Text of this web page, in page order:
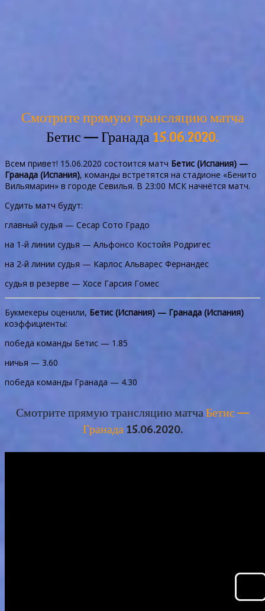
Смотрите прямую трансляцию матча
Бетис — Гранада15.06.2020.
Всем привет! 15.06.2020 состоится матч Бетис (Испания) —
Гранада (Испания), команды встретятся на стадионе «Бенито
Вильямарин» в городе Севилья. В 23:00 МСК начнётся матч.
Судить матч будут:
главный судья — Сесар Сото Градо
на 1-й линии судья — Альфонсо Костойя Родригес
на 2-й линии судья — Карлос Альварес Фернандес
судья в резерве — Хосе Гарсия Гомес
Букмекеры оценили, Бетис (Испания) — Гранада (Испания)
коэффициенты:
победа команды Бетис — 1.85
ничья — 3.60
победа команды Гранада — 4.30
Смотрите прямую трансляцию матчаБетис —
Гранада15.06.2020.